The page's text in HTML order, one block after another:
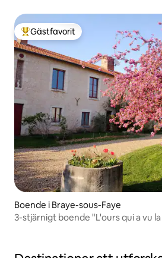
Populär gästfavorit
Gästfavorit
Boende i Braye-sous-Faye
3-stjärnigt boende "L'ours qui a vu